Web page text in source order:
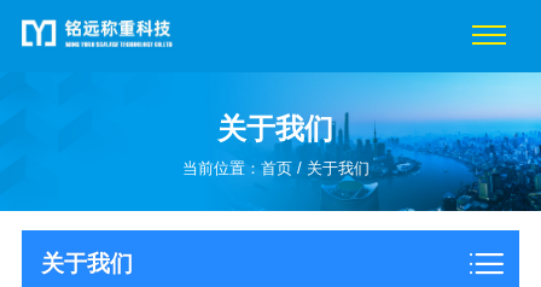
关于我们
当前位置： 首页/ 关于我们
关于我们